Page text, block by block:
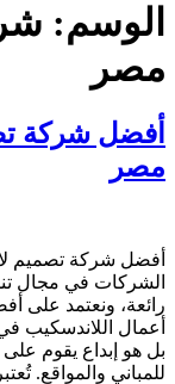
الوسم:
مصر
أفضل شركة
مصر
أفضل شركة تصميم
الشركات في مجال
رائعة، ونعتمد على
أعمال اللاندسكيب
بل هو إبداع يقوم على
للمباني والمواقع.